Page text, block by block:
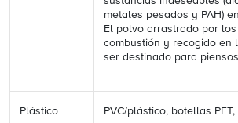
metales pesados y PAH)
El polvo arrastrado por
combustión y recogido en
ser destinado para
Plástico PVC/plástico, botellas PET,